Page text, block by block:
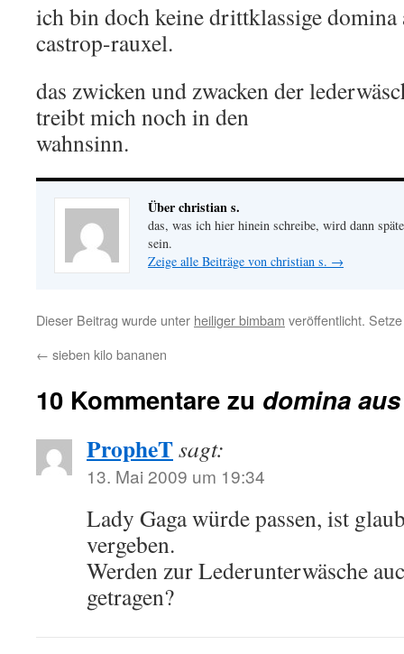
ich bin doch keine drittklassige domina
castrop-rauxel.
das zwicken und zwacken der
treibt mich noch in den
wahnsinn.
Über christian s.
das, was ich hier hinein schreibe, wird dann
sein.
Zeige alle Beiträge von christian s. →
Dieser Beitrag wurde unter heiliger bimbam veröffentlicht.
← sieben kilo bananen
10 Kommentare zu domina
PropheTsagt:
13. Mai 2009 um 19:34
Lady Gaga würde passen, ist
vergeben.
Werden zur Lederunterwäsche
getragen?